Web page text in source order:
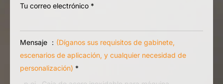
Tu correo electrónico *
Mensaje ： (Díganos sus requisitos de gabinete,
escenarios de aplicación, y cualquier necesidad de
personalización) *